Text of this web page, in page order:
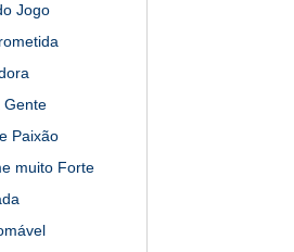
Jogo
Gente
Paixão
muito Forte